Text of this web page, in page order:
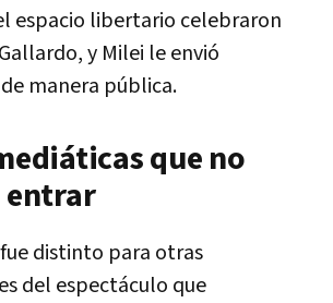
espacio libertario celebraron
y Milei le envió
manera pública.
que no
distinto para otras
del espectáculo que